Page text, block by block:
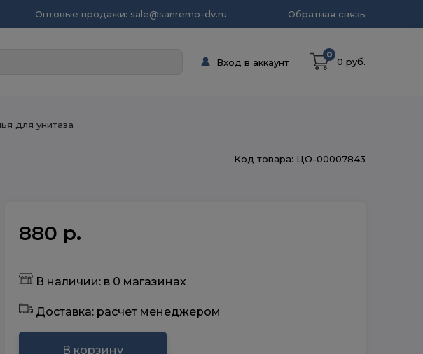
Оптовые продажи: sale@sanremo-dv.ru Обратная связь
Вход в аккаунт
0
0 руб.
для унитаза
Код товара: ЦО-00007843
880 р.
В наличии: в 0 магазинах
Доставка: расчет менеджером
В корзину